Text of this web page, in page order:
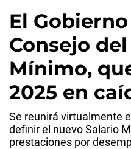
El
Consejo
Mínimo,
2025 en
Se reunirá virtualmente
definir el nuevo Salario
prestaciones por